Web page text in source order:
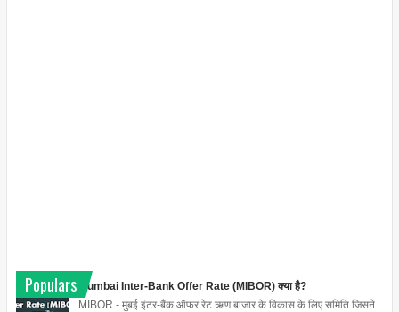
Populars
Mumbai Inter-Bank Offer Rate (MIBOR) क्या है?
MIBOR - मुंबई इंटर-बैंक ऑफर रेट ऋण बाजार के विकास के लिए समिति जिसने